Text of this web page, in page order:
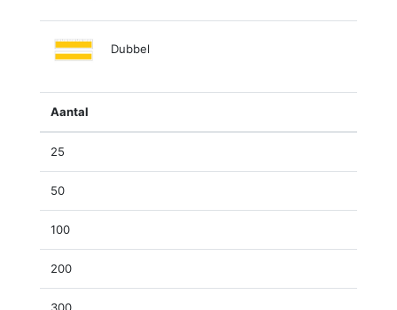
Dubbel
Aantal
25
50
100
200